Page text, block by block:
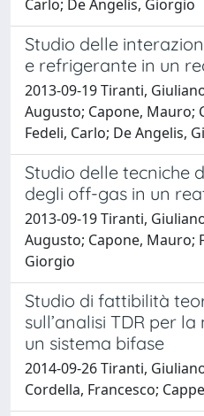
Carlo; De Angelis, Giorgio
Studio delle
e refrigerante in un
2013-09-19 Tiranti,
Augusto; Capone, Mauro;
Fedeli, Carlo; De Angelis,
Studio delle tecniche
degli off-gas in un
2013-09-19 Tiranti,
Augusto; Capone, Mauro;
Giorgio
Studio di fattibilità
sull’analisi TDR per
un sistema bifase
2014-09-26 Tiranti,
Cordella, Francesco;